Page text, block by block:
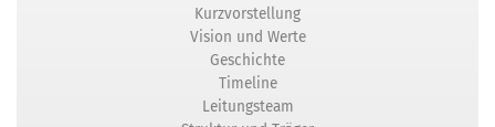
Kurzvorstellung
Vision und Werte
Geschichte
Timeline
Leitungsteam